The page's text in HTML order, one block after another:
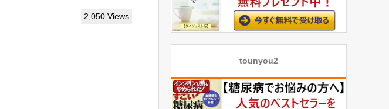
2,050 Views
tounyou2